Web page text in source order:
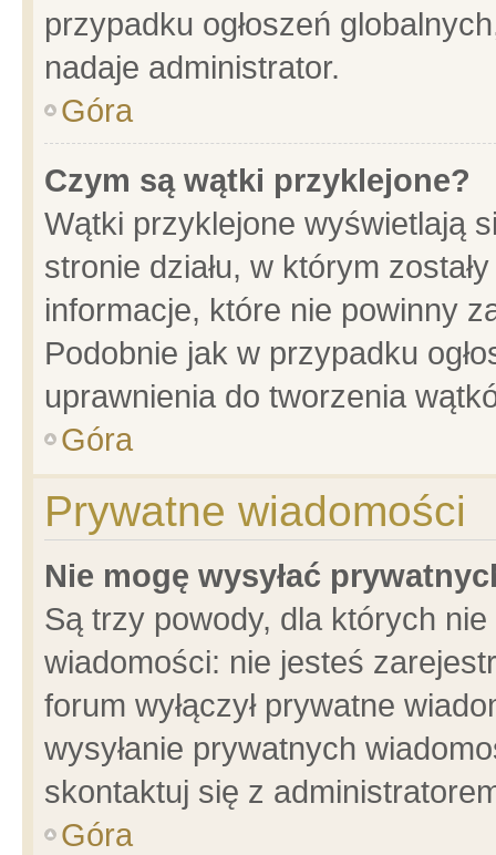
przypadku ogłoszeń
nadaje administrator.
Góra
Czym są wątki przyklejone?
Wątki przyklejone wyświetlają
stronie działu, w którym
informacje, które nie powinny
Podobnie jak w przypadku
uprawnienia do tworzenia
Góra
Prywatne wiadomości
Nie mogę wysyłać
Są trzy powody, dla których
wiadomości: nie jesteś
forum wyłączył prywatne
wysyłanie prywatnych
skontaktuj się z
Góra